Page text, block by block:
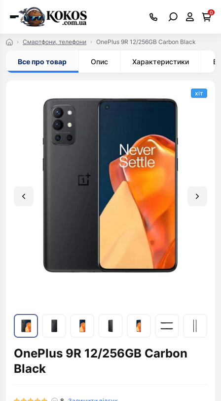
0
Смартфони, телефони OnePlus 9R 12/256GB Carbon Black
Все про товар Опис Характеристики
хіт
OnePlus 9R 12/256GB Carbon
Black